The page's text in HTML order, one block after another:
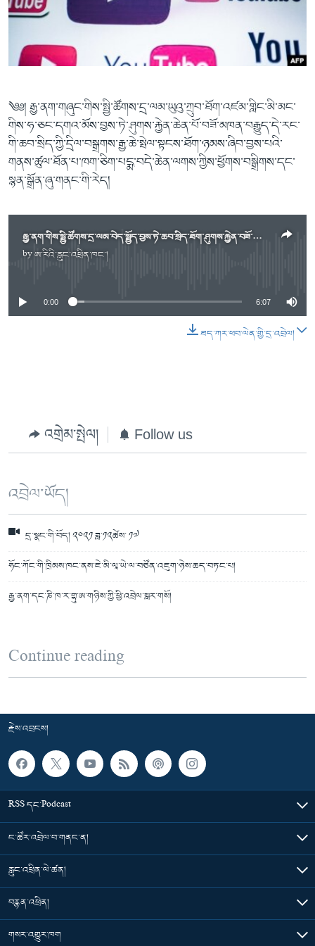
འཚོལ་
བསྐྱོད།
དྲ་བརྙན་གསར་འགྱུར།
ཁ་བའི་མི་སྣ།
བུད་མེད་ལེ་ཚན།
ཆབ་སྲིད་བཙོན་པ་ངོ་སྤྲོད།
བགྲོ་གླེང་མདུན་ལྕོག
བསྐྱར་ཞིབ།
པོ་ཊི་ཁ་སི།
ཕ་ཡུལ་གླེང་སྟེགས།
ཆོས་རིག་ལེ་ཚན།
གཞོན་སྐྱེས་དང་ཤེས་ཡོན།
བུད་མེད།
Learning English
སྐད་ཡིག
༄༅། རྒྱ་ནག་གཞུང་གིས་སྤྱི་ཚོགས་དྲ་ལམ་ཡུའུ་ཀྲུབ་ཐོག་འཛམ་གླིང་མི་མང་
གིས་ཧ་ཅང་དགའ་མོས་བྱས་ཏེ་ཤུགས་རྐྱེན་ཆེན་པོ་བཟོ་མཁན་བརྒྱུད་དེ་རང་
གི་ཆབ་སྲིད་ཀྱི་དྲིལ་བསྒྲགས་རྒྱ་ཆེ་སྤེལ་སྟངས་ཐོག་ཉམས་ཞིབ་བྱས་པའི་
གནས་ཚུལ་ཐོན་པ་ཁག་ཅིག་པདྨ་བདེ་ཆེན་ལགས་ཀྱིས་ཕྱོགས་བསྒྲིགས་དང་
སྙན་སྒྲོན་ཞུ་གནང་གི་རེད།
རྒྱ་ནག་གིས་སྤྱི་ཚོགས་དྲ་ལམ་བེད་སྤྱོད་བྱས་ཏེ་ཆབ་སྲིད་ཐོག་ཤུགས་རྐྱེན་བཟོ་བཞིན་པ།
byཨ་རིའི་རླུང་འཕྲིན་ཁང་།No media source currently available
0:00 6:07
ཐད་ཀར་ཕབ་ལེན་གྱི་དྲ་འབྲེལ།
འགྲེམ་སྤེལ། Follow us
འབྲེལ་ཡོད།
དྲ་སྣང་གི་བོད། ༢༠༢༡ ཟླ་༡༢ཚེས་ ༡༧
ཧོང་ཀོང་གི་ཁྲིམས་ཁང་ནས་ཇེ་མི་ལཱ་ཡེ་ལ་བཙོན་འཇུག་ཉེས་ཆད་བཏང་པ།
རྒྱ་ནག་དང་ཎི་ཁ་ར་གྷུ་ཨ་གཉིས་ཀྱི་ཕྱི་འབྲེལ་སླར་གསོ།
Continue reading
རྗེས་འབྲངས།
RSS དང་Podcast
ང་ཚོར་འབྲེལ་བ་གནང་ན།
རླུང་འཕྲིན་ལེ་ཚན།
བརྙན་འཕྲིན།
གསར་འགྱུར་ཁག